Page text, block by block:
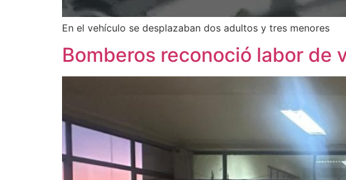
En el vehículo se desplazaban dos adultos y tres menores
Bomberos reconoció labor de